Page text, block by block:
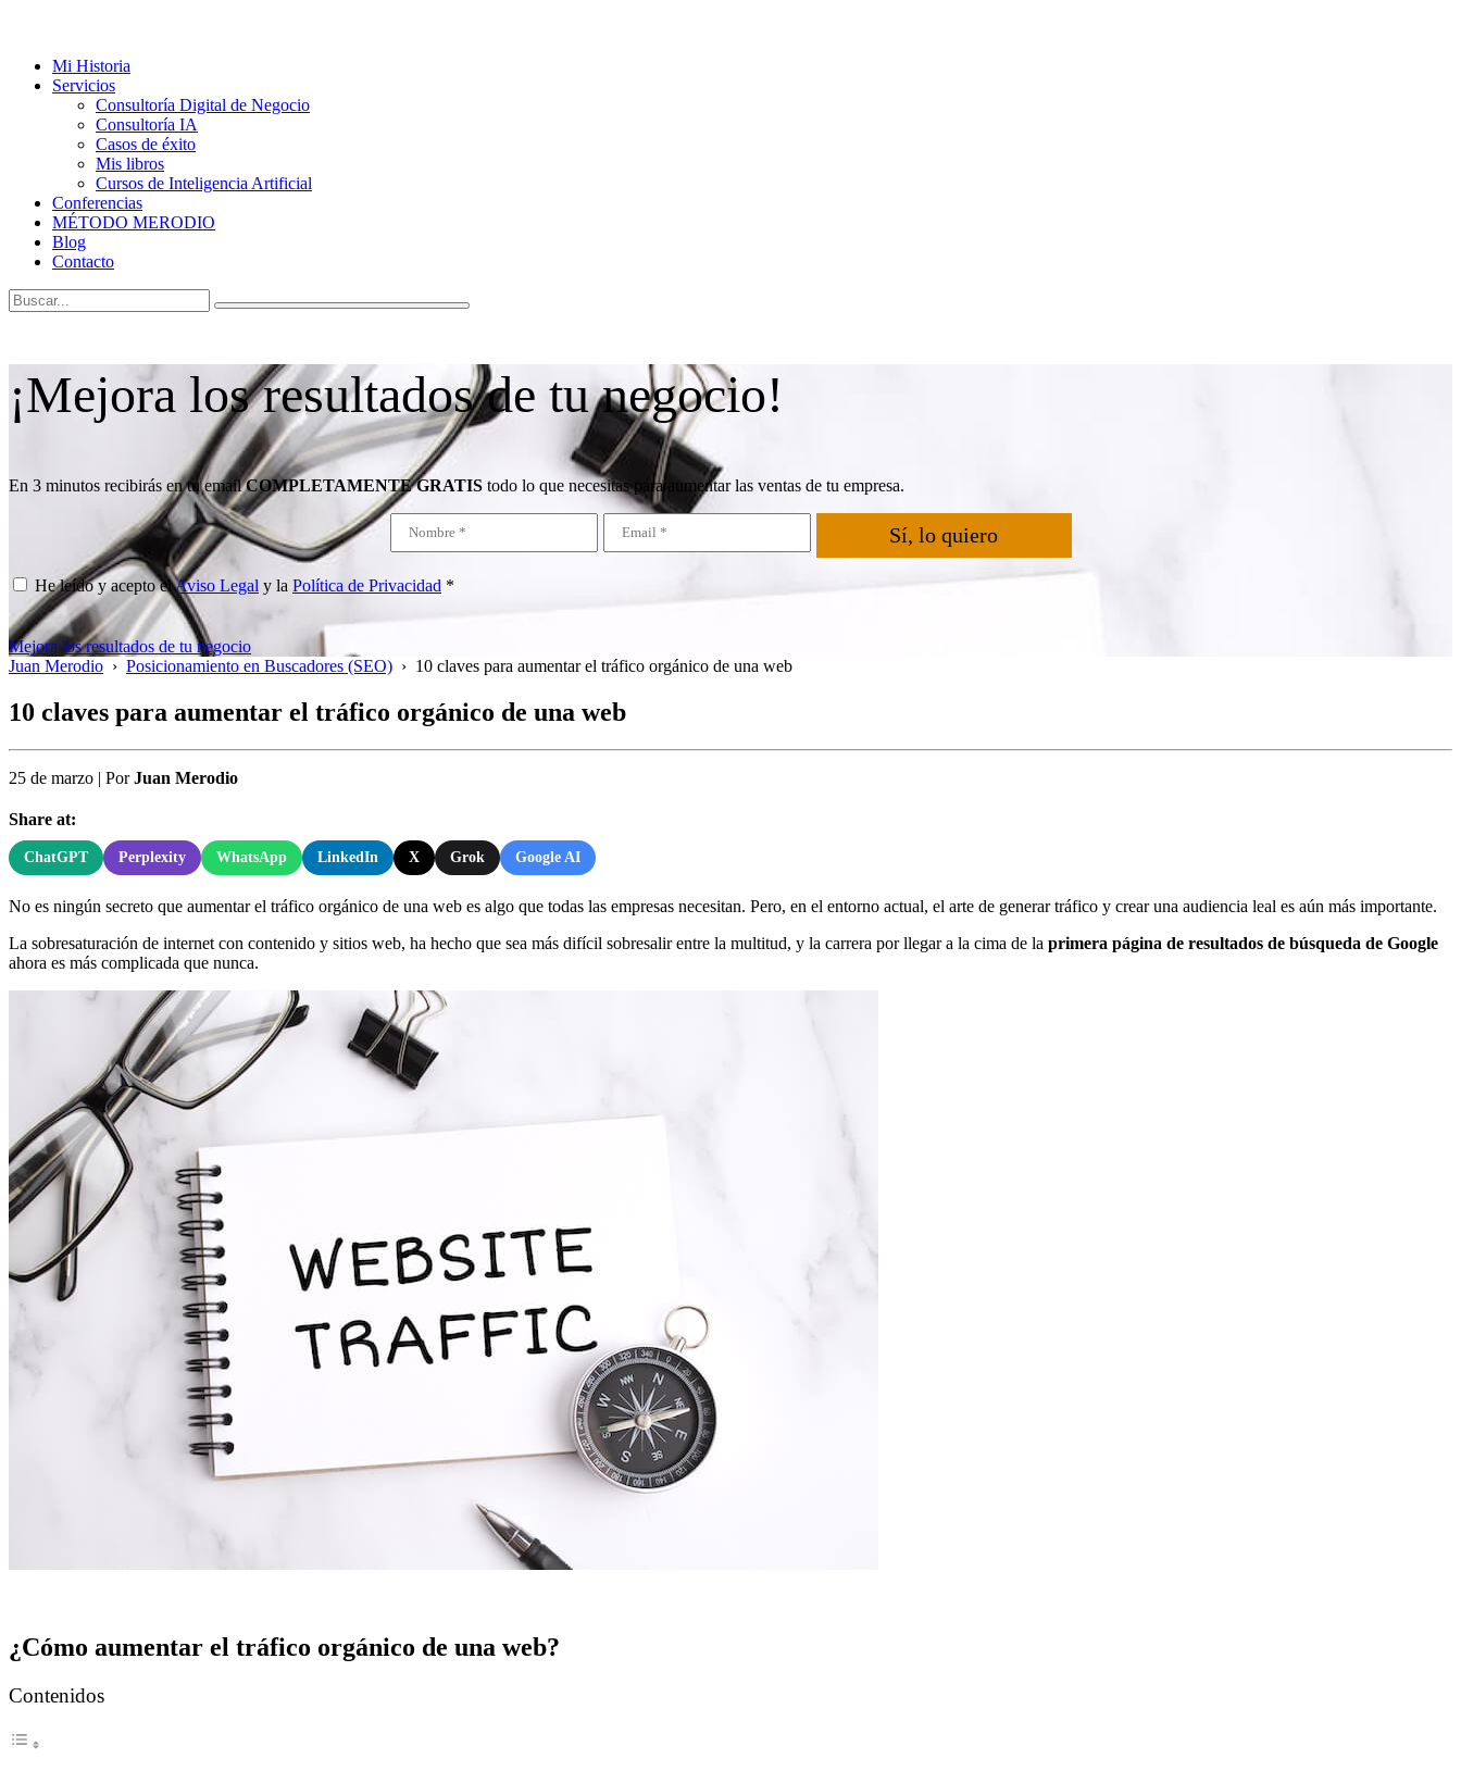
Mi Historia
Servicios
Consultoría Digital de Negocio
Consultoría IA
Casos de éxito
Mis libros
Cursos de Inteligencia Artificial
Conferencias
MÉTODO MERODIO
Blog
Contacto
¡Mejora los resultados de tu negocio!
En 3 minutos recibirás en tu emailCOMPLETAMENTE GRATIS todo lo que necesitas para aumentar las ventas de tu empresa.
Sí, lo quiero
He leído y acepto elAviso Legal y la Política de Privacidad *
Mejora los resultados de tu negocio
Juan Merodio › Posicionamiento en Buscadores (SEO) › 10 claves para aumentar el tráfico orgánico de una web
10 claves para aumentar el tráfico orgánico de una web
25 de marzo | PorJuan Merodio
Share at:
ChatGPT Perplexity WhatsApp LinkedIn X Grok Google AI
No es ningún secreto que aumentar el tráfico orgánico de una web es algo que todas las empresas necesitan. Pero, en el entorno actual, el arte de generar tráfico y crear una audiencia leal es aún más importante.
La sobresaturación de internet con contenido y sitios web, ha hecho que sea más difícil sobresalir entre la multitud, y la carrera por llegar a la cima de la primera página de resultados de búsqueda de Google
ahora es más complicada que nunca.
¿Cómo aumentar el tráfico orgánico de una web?
Contenidos